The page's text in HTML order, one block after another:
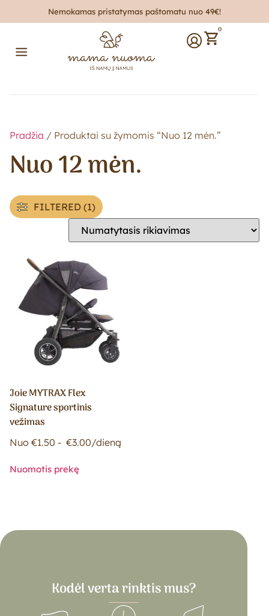
Nemokamas pristatymas paštomatu nuo 49€!
0
Pradžia / Produktai su žymomis “Nuo 12 mėn.”
Nuo 12 mėn.
FILTERED (1)
Joie MYTRAX Flex
Signature sportinis
vežimas
Nuo €1.50 - €3.00/dieną
Nuomotis prekę
Kodėl verta rinktis mus?